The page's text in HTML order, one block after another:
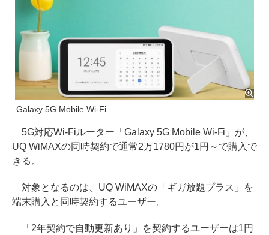
Galaxy 5G Mobile Wi-Fi
5G対応Wi-Fiルーター「Galaxy 5G Mobile Wi-Fi」が、
UQ WiMAXの同時契約で通常2万1780円が1円～で購入で
きる。
対象となるのは、UQ WiMAXの「ギガ放題プラス」を
端末購入と同時契約するユーザー。
「2年契約で自動更新あり」を契約するユーザーは1円